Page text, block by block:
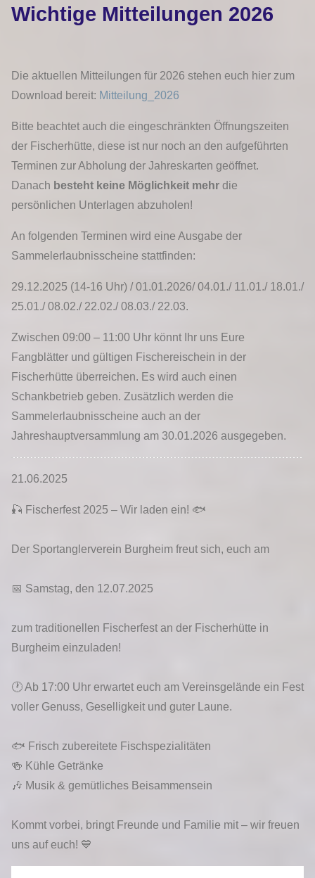
Wichtige Mitteilungen 2026
Die aktuellen Mitteilungen für 2026 stehen euch hier zum
Download bereit: Mitteilung_2026
Bitte beachtet auch die eingeschränkten Öffnungszeiten
der Fischerhütte, diese ist nur noch an den aufgeführten
Terminen zur Abholung der Jahreskarten geöffnet.
Danach besteht keine Möglichkeit mehr die
persönlichen Unterlagen abzuholen!
An folgenden Terminen wird eine Ausgabe der
Sammelerlaubnisscheine stattfinden:
29.12.2025 (14-16 Uhr) / 01.01.2026/ 04.01./ 11.01./ 18.01./
25.01./ 08.02./ 22.02./ 08.03./ 22.03.
Zwischen 09:00 – 11:00 Uhr könnt Ihr uns Eure
Fangblätter und gültigen Fischereischein in der
Fischerhütte überreichen. Es wird auch einen
Schankbetrieb geben. Zusätzlich werden die
Sammelerlaubnisscheine auch an der
Jahreshauptversammlung am 30.01.2026 ausgegeben.
21.06.2025
🎣 Fischerfest 2025 – Wir laden ein! 🐟
Der Sportanglerverein Burgheim freut sich, euch am
📅 Samstag, den 12.07.2025
zum traditionellen Fischerfest an der Fischerhütte in
Burgheim einzuladen!
🕐 Ab 17:00 Uhr erwartet euch am Vereinsgelände ein Fest
voller Genuss, Geselligkeit und guter Laune.
🐟 Frisch zubereitete Fischspezialitäten
🍻 Kühle Getränke
🎶 Musik & gemütliches Beisammensein
Kommt vorbei, bringt Freunde und Familie mit – wir freuen
uns auf euch! 💙